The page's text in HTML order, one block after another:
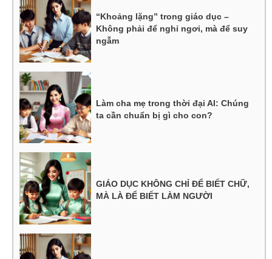
“Khoảng lặng” trong giáo dục –
Không phải để nghỉ ngơi, mà để suy
ngẫm
Làm cha mẹ trong thời đại AI: Chúng
ta cần chuẩn bị gì cho con?
GIÁO DỤC KHÔNG CHỈ ĐỂ BIẾT CHỮ,
MÀ LÀ ĐỂ BIẾT LÀM NGƯỜI